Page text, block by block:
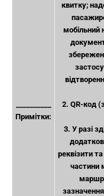
Примітки:
квитку;
мобільний
2. QR-код
3. У разі
реквізити
частини